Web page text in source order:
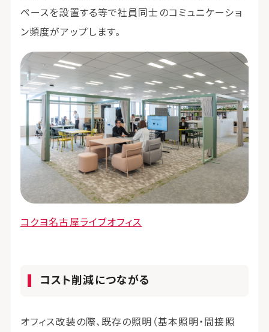
ペースを設置する等で社員同士のコミュニケーショ
ン頻度がアップします。
コクヨ名古屋ライブオフィス
コスト削減につながる
オフィス改装の際、既存の照明（基本照明・間接照